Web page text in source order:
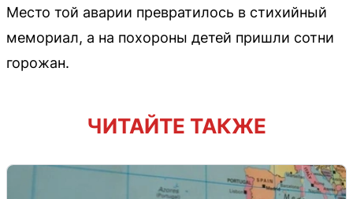
Место той аварии превратилось в стихийный
мемориал, а на похороны детей пришли сотни
горожан.
ЧИТАЙТЕ ТАКЖЕ